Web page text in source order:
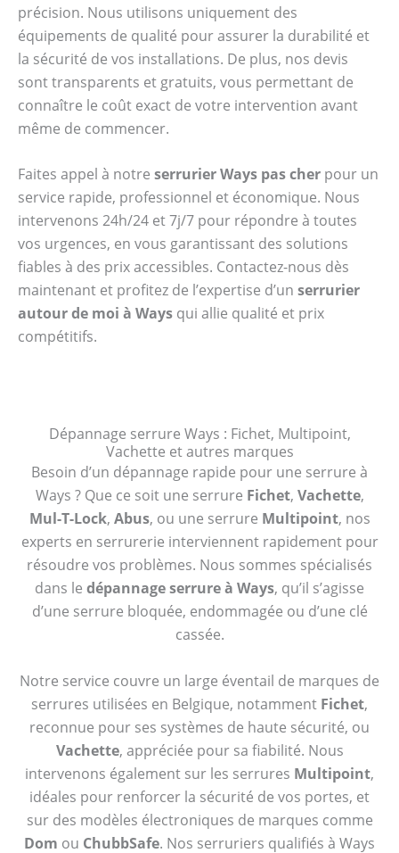
précision. Nous utilisons uniquement des
équipements de qualité pour assurer la durabilité et
la sécurité de vos installations. De plus, nos devis
sont transparents et gratuits, vous permettant de
connaître le coût exact de votre intervention avant
même de commencer.
Faites appel à notre serrurier Ways pas cher pour un
service rapide, professionnel et économique. Nous
intervenons 24h/24 et 7j/7 pour répondre à toutes
vos urgences, en vous garantissant des solutions
fiables à des prix accessibles. Contactez-nous dès
maintenant et profitez de l’expertise d’un serrurier
autour de moi à Ways qui allie qualité et prix
compétitifs.
Dépannage serrure Ways : Fichet, Multipoint,
Vachette et autres marques
Besoin d’un dépannage rapide pour une serrure à
Ways ? Que ce soit une serrure Fichet, Vachette,
Mul-T-Lock, Abus, ou une serrure Multipoint, nos
experts en serrurerie interviennent rapidement pour
résoudre vos problèmes. Nous sommes spécialisés
dans le dépannage serrure à Ways, qu’il s’agisse
d’une serrure bloquée, endommagée ou d’une clé
cassée.
Notre service couvre un large éventail de marques de
serrures utilisées en Belgique, notamment Fichet,
reconnue pour ses systèmes de haute sécurité, ou
Vachette, appréciée pour sa fiabilité. Nous
intervenons également sur les serrures Multipoint,
idéales pour renforcer la sécurité de vos portes, et
sur des modèles électroniques de marques comme
Dom ou ChubbSafe. Nos serruriers qualifiés à Ways